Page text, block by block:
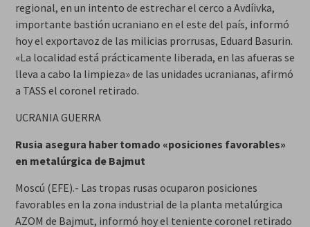
regional, en un intento de estrechar el cerco a Avdíivka,
importante bastión ucraniano en el este del país, informó
hoy el exportavoz de las milicias prorrusas, Eduard Basurin.
«La localidad está prácticamente liberada, en las afueras se
lleva a cabo la limpieza» de las unidades ucranianas, afirmó
a TASS el coronel retirado.
UCRANIA GUERRA
Rusia asegura haber tomado «posiciones favorables»
en metalúrgica de Bajmut
Moscú (EFE).- Las tropas rusas ocuparon posiciones
favorables en la zona industrial de la planta metalúrgica
AZOM de Bajmut, informó hoy el teniente coronel retirado